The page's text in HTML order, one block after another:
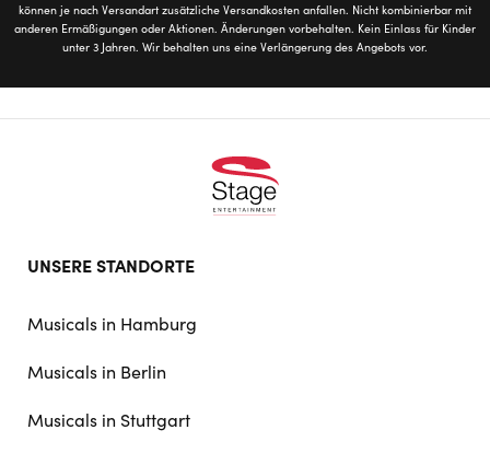
können je nach Versandart zusätzliche Versandkosten anfallen. Nicht kombinierbar mit
anderen Ermäßigungen oder Aktionen. Änderungen vorbehalten. Kein Einlass für Kinder
unter 3 Jahren. Wir behalten uns eine Verlängerung des Angebots vor.
doormat
UNSERE STANDORTE
Musicals in Hamburg
Musicals in Berlin
Musicals in Stuttgart